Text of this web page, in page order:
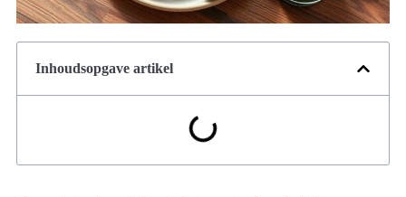
Inhoudsopgave artikel